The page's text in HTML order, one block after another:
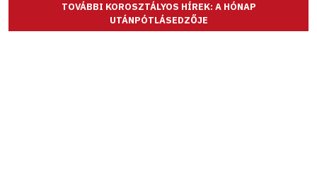
TOVÁBBI KOROSZTÁLYOS HÍREK: A HÓNAP
UTÁNPÓTLÁSEDZŐJE